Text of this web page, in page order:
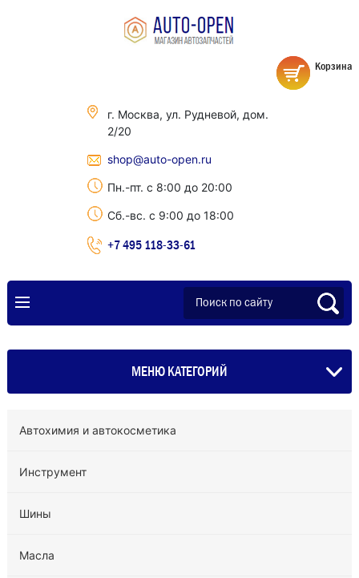
г. Москва, ул. Рудневой, дом.
2/20
shop@auto-open.ru
Пн.-пт. с 8:00 до 20:00
Сб.-вс. с 9:00 до 18:00
+7 495 118-33-61
Корзина
МЕНЮ КАТЕГОРИЙ
Автохимия и автокосметика
Инструмент
Шины
Масла